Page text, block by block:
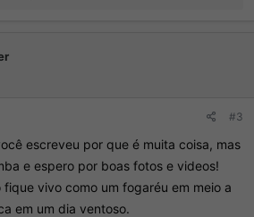
#3
escreveu por que é muita coisa, mas
e espero por boas fotos e videos!
vivo como um fogaréu em meio a
em um dia ventoso.